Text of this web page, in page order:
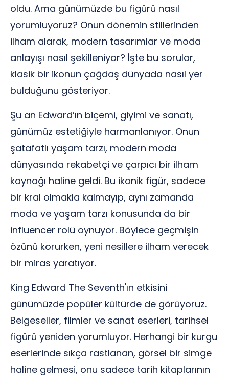
oldu. Ama günümüzde bu figürü nasıl
yorumluyoruz? Onun dönemin stillerinden
ilham alarak, modern tasarımlar ve moda
anlayışı nasıl şekilleniyor? İşte bu sorular,
klasik bir ikonun çağdaş dünyada nasıl yer
bulduğunu gösteriyor.
Şu an Edward’ın biçemi, giyimi ve sanatı,
günümüz estetiğiyle harmanlanıyor. Onun
şatafatlı yaşam tarzı, modern moda
dünyasında rekabetçi ve çarpıcı bir ilham
kaynağı haline geldi. Bu ikonik figür, sadece
bir kral olmakla kalmayıp, aynı zamanda
moda ve yaşam tarzı konusunda da bir
influencer rolü oynuyor. Böylece geçmişin
özünü korurken, yeni nesillere ilham verecek
bir miras yaratıyor.
King Edward The Seventh'ın etkisini
günümüzde popüler kültürde de görüyoruz.
Belgeseller, filmler ve sanat eserleri, tarihsel
figürü yeniden yorumluyor. Herhangi bir kurgu
eserlerinde sıkça rastlanan, görsel bir simge
haline gelmesi, onu sadece tarih kitaplarının